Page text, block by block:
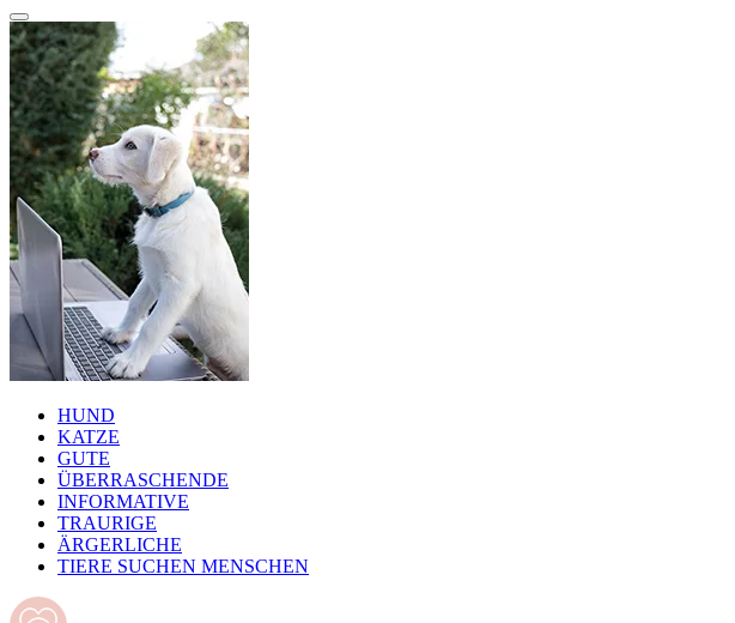
HUND
KATZE
GUTE
ÜBERRASCHENDE
INFORMATIVE
TRAURIGE
ÄRGERLICHE
TIERE SUCHEN MENSCHEN